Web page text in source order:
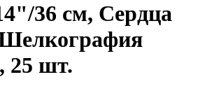
36 см, Сердца
25 шт.